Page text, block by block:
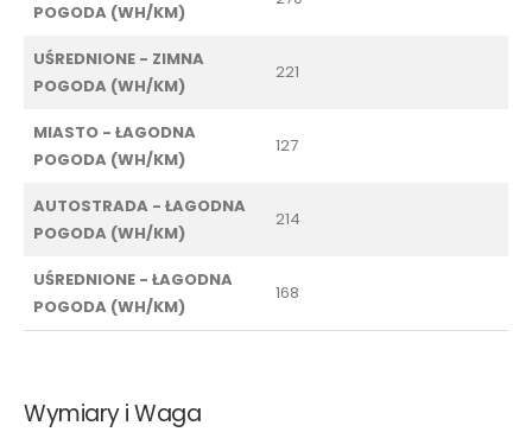
POGODA (WH/KM)
UŚREDNIONE - ZIMNA
POGODA (WH/KM)
221
MIASTO - ŁAGODNA
POGODA (WH/KM)
127
AUTOSTRADA - ŁAGODNA
POGODA (WH/KM)
214
UŚREDNIONE - ŁAGODNA
POGODA (WH/KM)
168
Wymiary i Waga